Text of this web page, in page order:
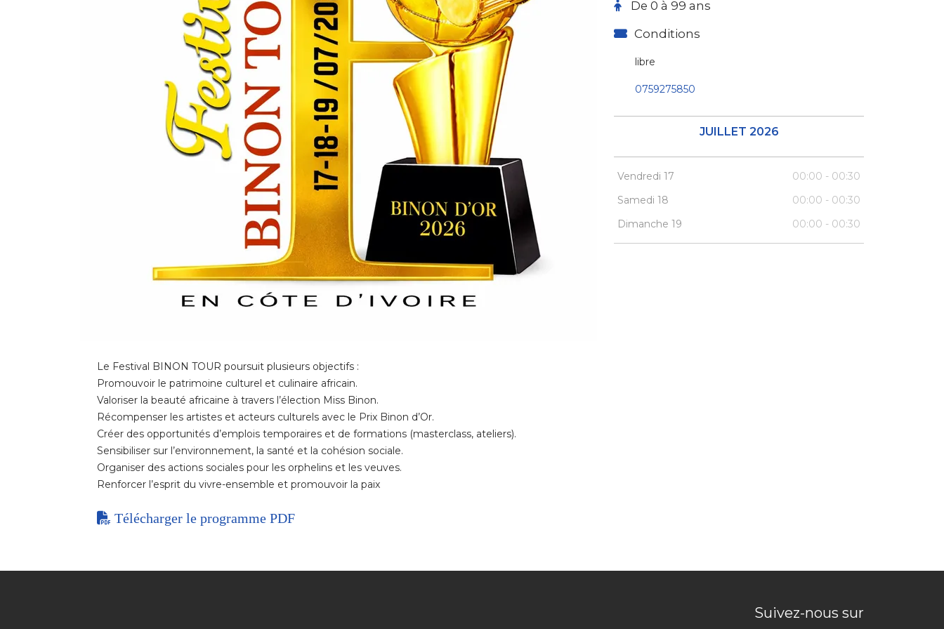
Le Festival BINON TOUR poursuit plusieurs objectifs :
Promouvoir le patrimoine culturel et culinaire africain.
Valoriser la beauté africaine à travers l’élection Miss Binon.
Récompenser les artistes et acteurs culturels avec le Prix Binon d’Or.
Créer des opportunités d’emplois temporaires et de formations (masterclass, ateliers).
Sensibiliser sur l’environnement, la santé et la cohésion sociale.
Organiser des actions sociales pour les orphelins et les veuves.
Renforcer l’esprit du vivre-ensemble et promouvoir la paix
Télécharger le programme PDF
De 0 à 99 ans
Conditions
libre
0759275850
JUILLET 2026
Vendredi 17
00:00 - 00:30
Samedi 18
00:00 - 00:30
Dimanche 19
00:00 - 00:30
Suivez-nous sur